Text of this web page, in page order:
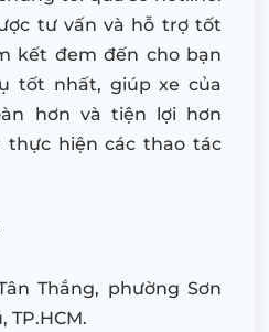
tư vấn và hỗ trợ tốt
kết đem đến cho bạn
tốt nhất, giúp xe của
hơn và tiện lợi hơn
thực hiện các thao tác
Thắng, phường Sơn
TP.HCM.